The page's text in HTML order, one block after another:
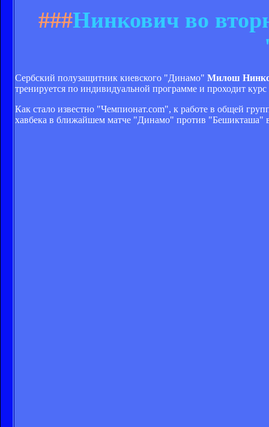
###Нинкович во
Сербский полузащитник киевского "Динамо" Милош
тренируется по индивидуальной программе и проходит
Как стало известно "Чемпионат.com", к работе в общей
хавбека в ближайшем матче "Динамо" против "Бешикташа"